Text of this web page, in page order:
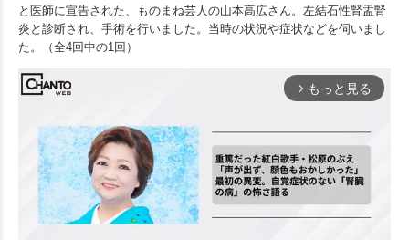
と医師に宣告された、ものまね芸人の山本高広さん。左結石性腎盂腎
炎と診断され、手術を行いました。当時の状況や症状などを伺いまし
た。（全4回中の1回）
arrow_forward_ios もっと見る